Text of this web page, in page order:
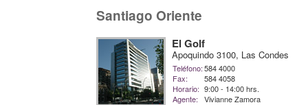
Santiago Oriente
El Golf
Apoquindo 3100, Las Condes
Teléfono:584 4000
Fax:
584 4058
Horario: 9:00 - 14:00 hrs.
Agente:
Vivianne Zamora